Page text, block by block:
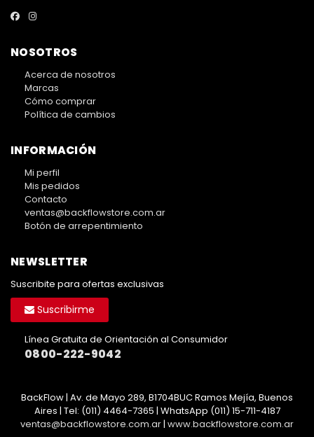
NOSOTROS
Acerca de nosotros
Marcas
Cómo comprar
Política de cambios
INFORMACIÓN
Mi perfil
Mis pedidos
Contacto
ventas@backflowstore.com.ar
Botón de arrepentimiento
NEWSLETTER
Suscribite para ofertas exclusivas
Suscribirme
Línea Gratuita de Orientación al Consumidor
0800-222-9042
BackFlow | Av. de Mayo 289, B1704BUC Ramos Mejía, Buenos
Aires | Tel: (011) 4464-7365 | WhatsApp (011) 15-711-4187
ventas@backflowstore.com.ar| www.backflowstore.com.ar